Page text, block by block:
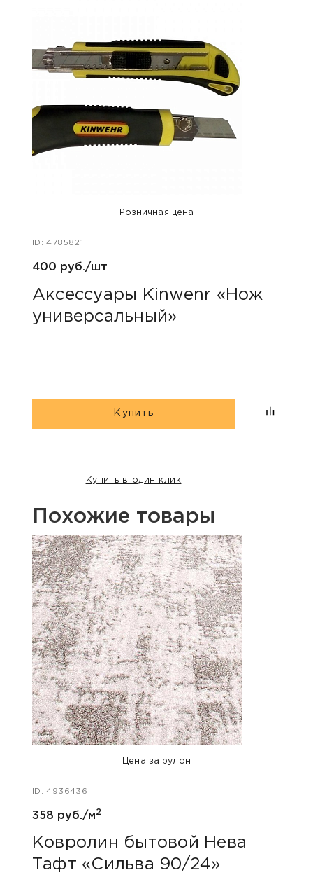
Розничная цена
ID: 4785821
400 руб./шт
Аксессуары Kinwenr «Нож
универсальный»
Купить
Купить в один клик
Похожие товары
Цена за рулон
ID: 4936436
358 руб./м2
Ковролин бытовой Нева
Тафт «Сильва 90/24»